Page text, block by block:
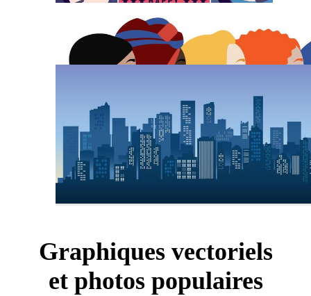
Graphiques vectoriels
et photos populaires